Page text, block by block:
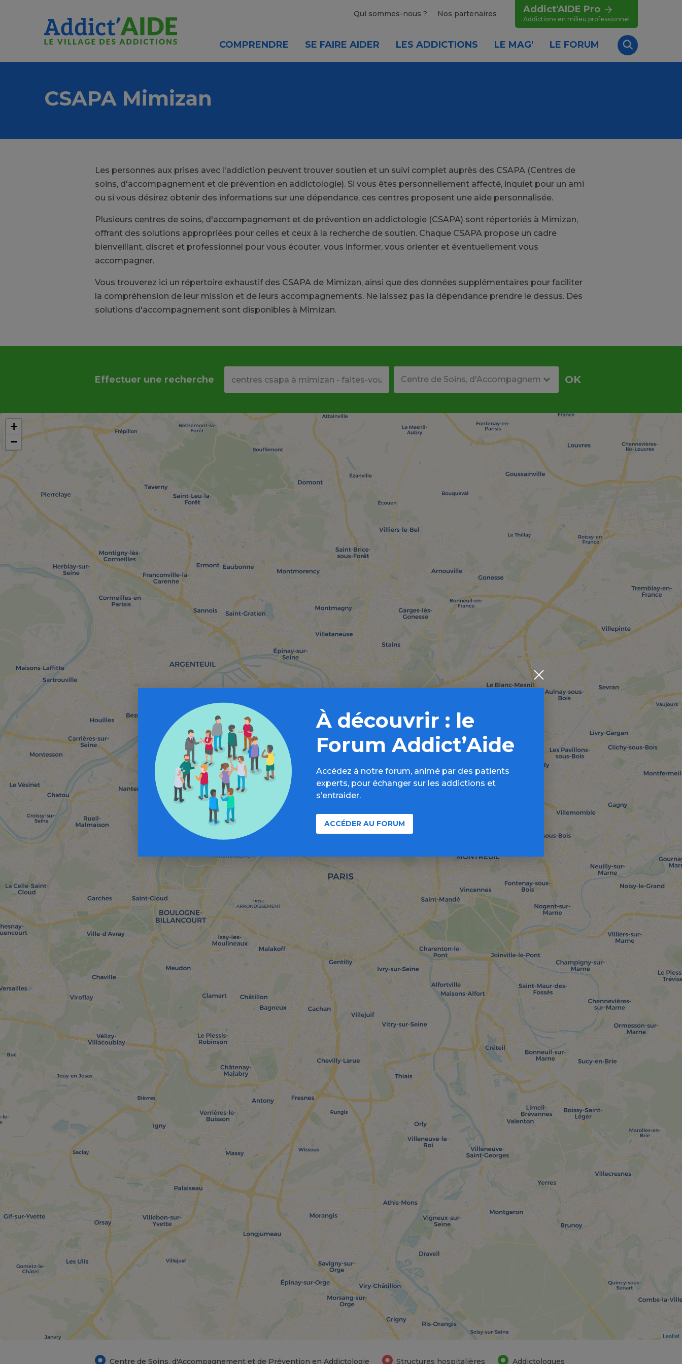
Qui sommes-nous ? Nos partenaires Addict'AIDE Pro
Addictions en milieu professionnel
COMPRENDRE SE FAIRE AIDER LES ADDICTIONS LE MAG' LE FORUM
Recherche
CSAPA Mimizan
Les personnes aux prises avec l'addiction peuvent trouver soutien et un suivi complet auprès des CSAPA (Centres de
soins, d'accompagnement et de prévention en addictologie). Si vous êtes personnellement affecté, inquiet pour un ami
ou si vous désirez obtenir des informations sur une dépendance, ces centres proposent une aide personnalisée.
Plusieurs centres de soins, d'accompagnement et de prévention en addictologie (CSAPA) sont répertoriés à Mimizan,
offrant des solutions appropriées pour celles et ceux à la recherche de soutien. Chaque CSAPA propose un cadre
bienveillant, discret et professionnel pour vous écouter, vous informer, vous orienter et éventuellement vous
accompagner.
Vous trouverez ici un répertoire exhaustif des CSAPA de Mimizan, ainsi que des données supplémentaires pour faciliter
la compréhension de leur mission et de leurs accompagnements. Ne laissez pas la dépendance prendre le dessus. Des
solutions d'accompagnement sont disponibles à Mimizan.
Effectuer une recherche OK
+
−
Leaflet
Centre de Soins, d'Accompagnement et de Prévention en Addictologie Structures hospitalières Addictologues
À découvrir : le
Forum Addict’Aide
Accédez à notre forum, animé par des patients
experts, pour échanger sur les addictions et
s’entraider.
ACCÉDER AU FORUM